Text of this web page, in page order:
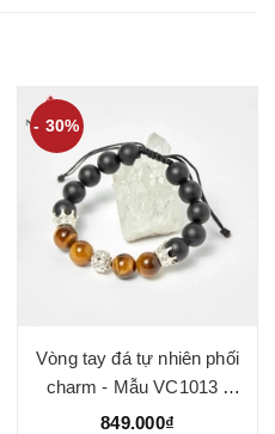
- 30%
Vòng tay đá tự nhiên phối
charm - Mẫu VC1013 -
Ngọc Quý
849.000₫